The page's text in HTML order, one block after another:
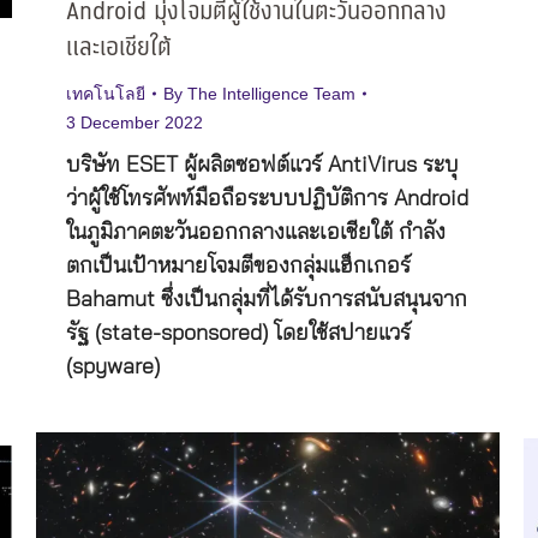
Android มุ่งโจมตีผู้ใช้งานในตะวันออกกลาง
และเอเชียใต้
เทคโนโลยี By The Intelligence Team
3 December 2022
บริษัท ESET ผู้ผลิตซอฟต์แวร์ AntiVirus ระบุ
ว่าผู้ใช้โทรศัพท์มือถือระบบปฏิบัติการ Android
ในภูมิภาคตะวันออกกลางและเอเชียใต้ กำลัง
ตกเป็นเป้าหมายโจมตีของกลุ่มแฮ็กเกอร์
Bahamut ซึ่งเป็นกลุ่มที่ได้รับการสนับสนุนจาก
รัฐ (state-sponsored) โดยใช้สปายแวร์
(spyware)